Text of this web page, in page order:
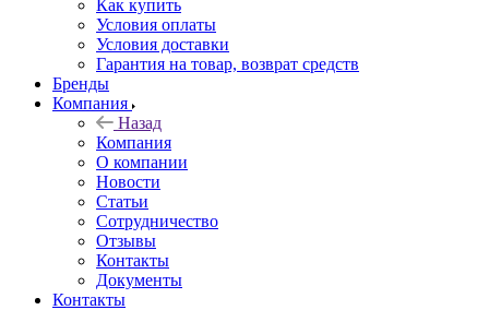
Как купить
Условия оплаты
Условия доставки
Гарантия на товар, возврат средств
Бренды
Компания
Назад
Компания
О компании
Новости
Статьи
Сотрудничество
Отзывы
Контакты
Документы
Контакты